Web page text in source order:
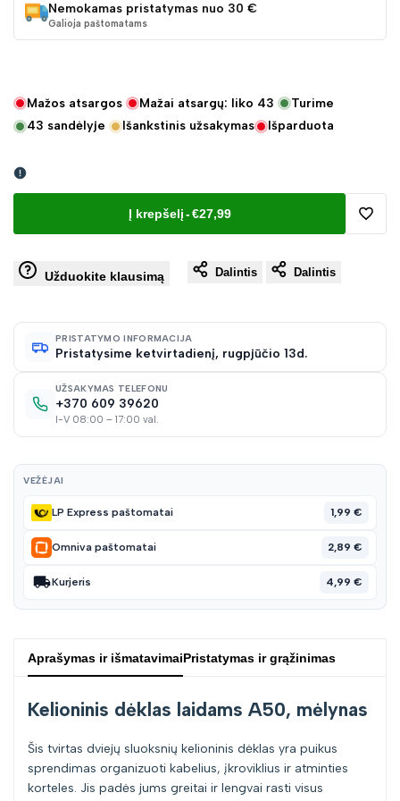
Nemokamas pristatymas nuo 30 €
Galioja paštomatams
Mažos atsargos Mažai atsargų: liko 43
Turime
43 sandėlyje Išankstinis užsakymas Išparduota
Į krepšelį-€27,99
Užduokite klausimą Dalintis Dalintis
PRISTATYMO INFORMACIJA
Pristatysime ketvirtadienį, rugpjūčio 13d.
UŽSAKYMAS TELEFONU
+370 609 39620
I-V 08:00 – 17:00 val.
VEŽĖJAI
LP Express paštomatai 1,99 €
Omniva paštomatai 2,89 €
Kurjeris 4,99 €
Aprašymas ir išmatavimaiPristatymas ir grąžinimas
Kelioninis dėklas laidams A50, mėlynas
Šis tvirtas dviejų sluoksnių kelioninis dėklas yra puikus
sprendimas organizuoti kabelius, įkroviklius ir atminties
korteles. Jis padės jums greitai ir lengvai rasti visus